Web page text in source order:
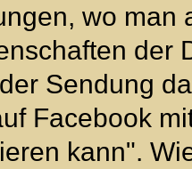
wo man
der
Sendung
Facebook
kann".